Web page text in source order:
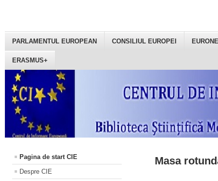
PARLAMENTUL EUROPEAN CONSILIUL EUROPEI
ERASMUS+
Pagina de start CIE
Despre CIE
Masa